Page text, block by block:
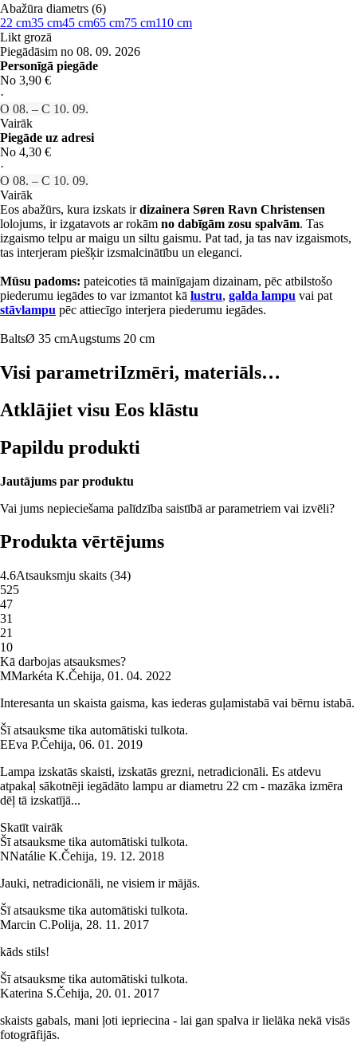
Abažūra diametrs (6)
22 cm35 cm45 cm65 cm75 cm110 cm
Likt grozā
Piegādāsim no 08. 09. 2026
Personīgā piegāde
No 3,90 €
·
O 08. – C 10. 09.
Vairāk
Piegāde uz adresi
No 4,30 €
·
O 08. – C 10. 09.
Vairāk
Eos abažūrs, kura izskats irdizainera Søren Ravn Christensen
lolojums, ir izgatavots ar rokām no dabīgām zosu spalvām. Tas
izgaismo telpu ar maigu un siltu gaismu. Pat tad, ja tas nav izgaismots,
tas interjeram piešķir izsmalcinātību un eleganci.
Mūsu padoms: pateicoties tā mainīgajam dizainam, pēc atbilstošo
piederumu iegādes to var izmantot kā lustru, galda lampu vai pat
stāvlampu pēc attiecīgo interjera piederumu iegādes.
BaltsØ 35 cmAugstums 20 cm
Visi parametriIzmēri, materiāls…
Atklājiet visu Eos klāstu
Papildu produkti
Jautājums par produktu
Vai jums nepieciešama palīdzība saistībā ar parametriem vai izvēli?
Produkta vērtējums
4.6Atsauksmju skaits (34)
525
47
31
21
10
Kā darbojas atsauksmes?
MMarkéta K.Čehija, 01. 04. 2022
Interesanta un skaista gaisma, kas iederas guļamistabā vai bērnu istabā.
Šī atsauksme tika automātiski tulkota.
EEva P.Čehija, 06. 01. 2019
Lampa izskatās skaisti, izskatās grezni, netradicionāli. Es atdevu
atpakaļ sākotnēji iegādāto lampu ar diametru 22 cm - mazāka izmēra
dēļ tā izskatījā...
Skatīt vairāk
Šī atsauksme tika automātiski tulkota.
NNatálie K.Čehija, 19. 12. 2018
Jauki, netradicionāli, ne visiem ir mājās.
Šī atsauksme tika automātiski tulkota.
Marcin C.Polija, 28. 11. 2017
kāds stils!
Šī atsauksme tika automātiski tulkota.
Katerina S.Čehija, 20. 01. 2017
skaists gabals, mani ļoti iepriecina - lai gan spalva ir lielāka nekā visās
fotogrāfijās.